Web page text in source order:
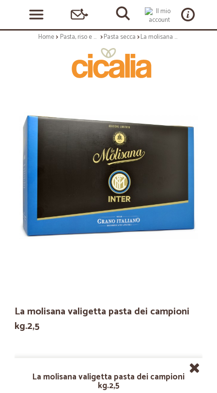
Home Pasta, riso e cerali Pasta secca La molisana valigetta pasta dei campioni kg.2,5
La molisana valigetta pasta dei campioni
kg.2,5
La molisana valigetta pasta dei campioni
kg.2,5